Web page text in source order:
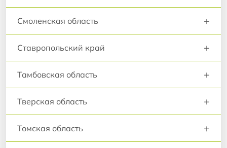
Смоленская область +
Ставропольский край +
Тамбовская область +
Тверская область +
Томская область +